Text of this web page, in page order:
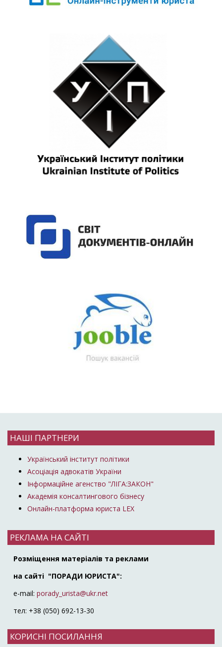
НАШІ ПАРТНЕРИ
Український інститут політики
Асоціація адвокатів України
Інформаційне агенство "ЛІГА:ЗАКОН"
Академія консалтингового бізнесу
Онлайн-платформа юриста LEX
РЕКЛАМА НА САЙТІ
Розміщення матеріалів та реклами
на сайті "ПОРАДИ ЮРИСТА":
e-mail: porady_urista@ukr.net
тел: +38 (050) 692-13-30
КОРИСНІ ПОСИЛАННЯ